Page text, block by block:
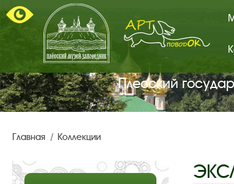
Главная
страница.
поводок.
Плесский
Главная Коллекции